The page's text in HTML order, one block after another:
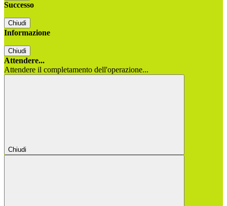
Successo
Chiudi
Informazione
Chiudi
Attendere...
Attendere il completamento dell'operazione...
Chiudi